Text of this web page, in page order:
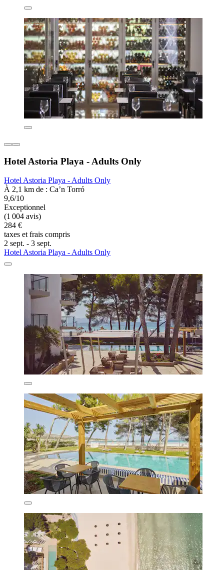
Hotel Astoria Playa - Adults Only
Hotel Astoria Playa - Adults Only
À 2,1 km de : Ca’n Torró
9,6/10
Exceptionnel
(1 004 avis)
284 €
taxes et frais compris
2 sept. - 3 sept.
Hotel Astoria Playa - Adults Only